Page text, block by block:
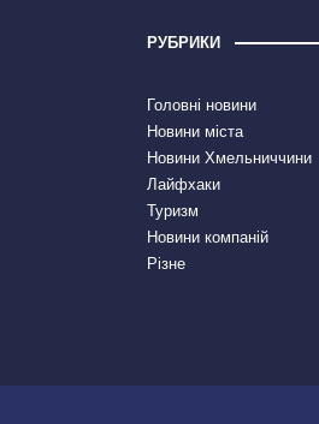
РУБРИКИ
Головні новини
Новини міста
Новини Хмельниччини
Лайфхаки
Туризм
Новини компаній
Різне